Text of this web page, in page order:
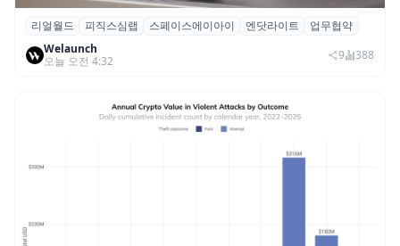
리얼월드, 로봇테크 스타트업 3곳과 손잡고
휴머노이드 표준 만든다
리얼월드 피직스심랩 스페이스에이아이 엔닷라이트
업무협약
Welaunch
오늘 오전 4:32
9 388